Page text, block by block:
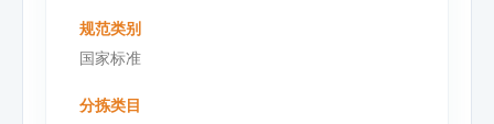
规范类别
国家标准
分拣类目